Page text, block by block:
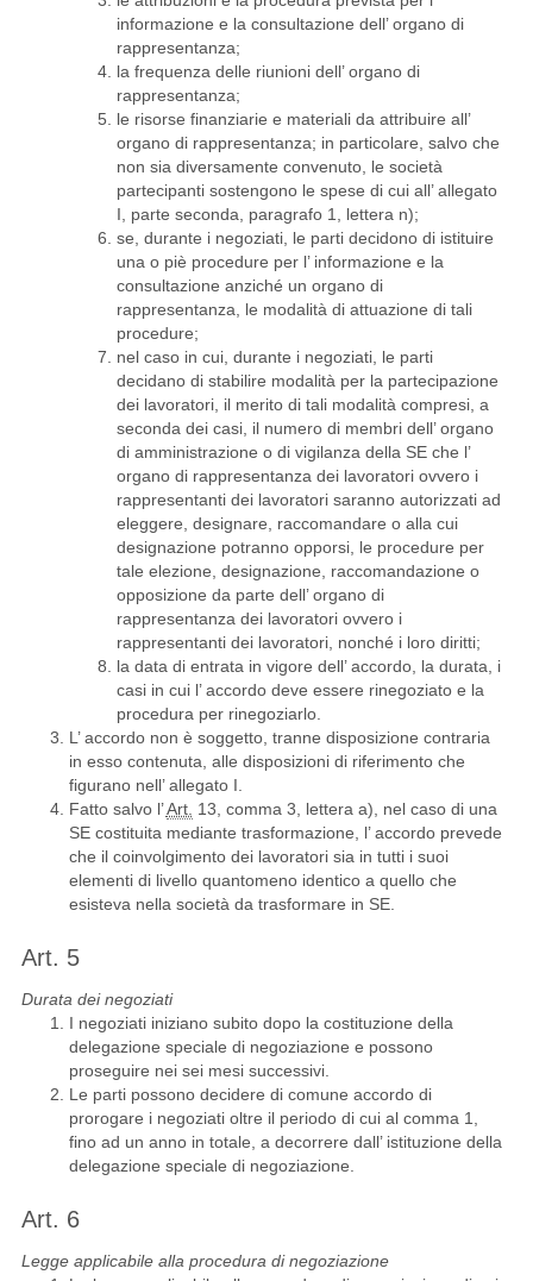
informazione e la consultazione dell’ organo di
rappresentanza;
la frequenza delle riunioni dell’ organo di
rappresentanza;
le risorse finanziarie e materiali da attribuire all’
organo di rappresentanza; in particolare, salvo che
non sia diversamente convenuto, le società
partecipanti sostengono le spese di cui all’ allegato
I, parte seconda, paragrafo 1, lettera n);
se, durante i negoziati, le parti decidono di istituire
una o piè procedure per l’ informazione e la
consultazione anziché un organo di
rappresentanza, le modalità di attuazione di tali
procedure;
nel caso in cui, durante i negoziati, le parti
decidano di stabilire modalità per la partecipazione
dei lavoratori, il merito di tali modalità compresi, a
seconda dei casi, il numero di membri dell’ organo
di amministrazione o di vigilanza della SE che l’
organo di rappresentanza dei lavoratori ovvero i
rappresentanti dei lavoratori saranno autorizzati ad
eleggere, designare, raccomandare o alla cui
designazione potranno opporsi, le procedure per
tale elezione, designazione, raccomandazione o
opposizione da parte dell’ organo di
rappresentanza dei lavoratori ovvero i
rappresentanti dei lavoratori, nonché i loro diritti;
la data di entrata in vigore dell’ accordo, la durata, i
casi in cui l’ accordo deve essere rinegoziato e la
procedura per rinegoziarlo.
L’ accordo non è soggetto, tranne disposizione contraria
in esso contenuta, alle disposizioni di riferimento che
figurano nell’ allegato I.
Fatto salvo l’Art. 13, comma 3, lettera a), nel caso di una
SE costituita mediante trasformazione, l’ accordo prevede
che il coinvolgimento dei lavoratori sia in tutti i suoi
elementi di livello quantomeno identico a quello che
esisteva nella società da trasformare in SE.
Art. 5
Durata dei negoziati
I negoziati iniziano subito dopo la costituzione della
delegazione speciale di negoziazione e possono
proseguire nei sei mesi successivi.
Le parti possono decidere di comune accordo di
prorogare i negoziati oltre il periodo di cui al comma 1,
fino ad un anno in totale, a decorrere dall’ istituzione della
delegazione speciale di negoziazione.
Art. 6
Legge applicabile alla procedura di negoziazione